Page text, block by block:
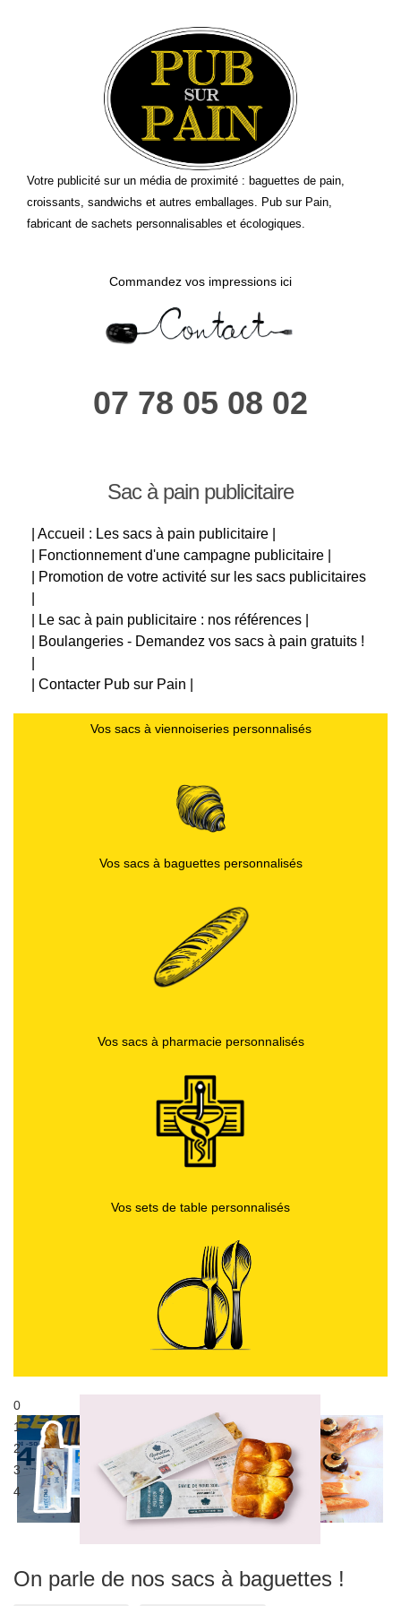
Votre publicité sur un média de proximité : baguettes de pain,
croissants, sandwichs et autres emballages. Pub sur Pain,
fabricant de sachets personnalisables et écologiques.
Commandez vos impressions ici
07 78 05 08 02
Sac à pain publicitaire
| Accueil : Les sacs à pain publicitaire |
| Fonctionnement d'une campagne publicitaire |
| Promotion de votre activité sur les sacs publicitaires
| Le sac à pain publicitaire : nos références |
| Boulangeries - Demandez vos sacs à pain gratuits !
| Contacter Pub sur Pain |
Vos sacs à viennoiseries personnalisés
Vos sacs à baguettes personnalisés
Vos sacs à pharmacie personnalisés
Vos sets de table personnalisés
Sac à pain publicitaire
0
1
2
3
4
On parle de nos sacs à baguettes !